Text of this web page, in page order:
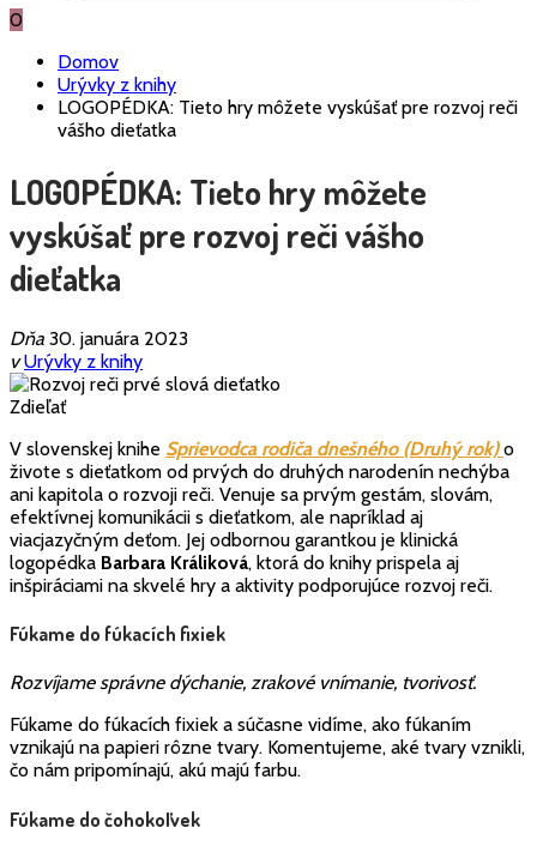
0
Domov
Urývky z knihy
LOGOPÉDKA: Tieto hry môžete vyskúšať pre rozvoj reči
vášho dieťatka
LOGOPÉDKA: Tieto hry môžete
vyskúšať pre rozvoj reči vášho
dieťatka
Dňa 30. januára 2023
v Urývky z knihy
Zdieľať
V slovenskej knihe Sprievodca rodiča dnešného (Druhýrok)o
živote s dieťatkom od prvých do druhých narodenín nechýba
ani kapitola o rozvoji reči. Venuje sa prvým gestám, slovám,
efektívnej komunikácii s dieťatkom, ale napríklad aj
viacjazyčným deťom. Jej odbornou garantkou je klinická
logopédka Barbara Králiková, ktorá do knihy prispela aj
inšpiráciami na skvelé hry a aktivity podporujúce rozvoj reči.
Fúkame do fúkacích fixiek
Rozvíjame správne dýchanie, zrakové vnímanie, tvorivosť.
Fúkame do fúkacích fixiek a súčasne vidíme, ako fúkaním
vznikajú na papieri rôzne tvary. Komentujeme, aké tvary vznikli,
čo nám pripomínajú, akú majú farbu.
Fúkame do čohokoľvek